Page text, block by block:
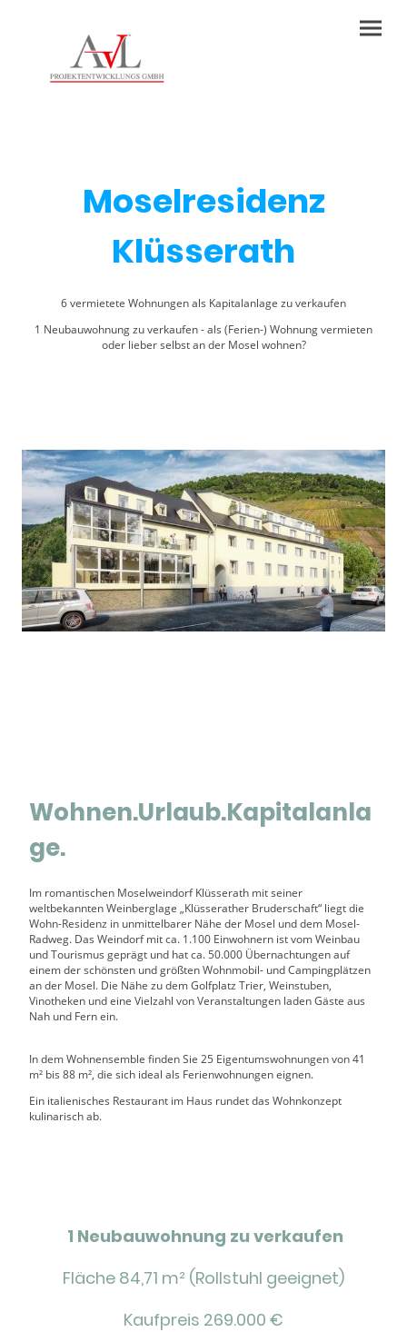
Moselresidenz
Klüsserath
6 vermietete Wohnungen als Kapitalanlage zu verkaufen
1 Neubauwohnung zu verkaufen - als (Ferien-) Wohnung vermieten
oder lieber selbst an der Mosel wohnen?
Wohnen.Urlaub.Kapitalanla
ge.
Im romantischen Moselweindorf Klüsserath mit seiner
weltbekannten Weinberglage „Klüsserather Bruderschaft“ liegt die
Wohn-Residenz in unmittelbarer Nähe der Mosel und dem Mosel-
Radweg. Das Weindorf mit ca. 1.100 Einwohnern ist vom Weinbau
und Tourismus geprägt und hat ca. 50.000 Übernachtungen auf
einem der schönsten und größten Wohnmobil- und Campingplätzen
an der Mosel. Die Nähe zu dem Golfplatz Trier, Weinstuben,
Vinotheken und eine Vielzahl von Veranstaltungen laden Gäste aus
Nah und Fern ein.
In dem Wohnensemble finden Sie 25 Eigentumswohnungen von 41
m² bis 88 m², die sich ideal als Ferienwohnungen eignen.
Ein italienisches Restaurant im Haus rundet das Wohnkonzept
kulinarisch ab.
1 Neubauwohnung zu verkaufen
Fläche 84,71 m² (Rollstuhl geeignet)
Kaufpreis 269.000 €